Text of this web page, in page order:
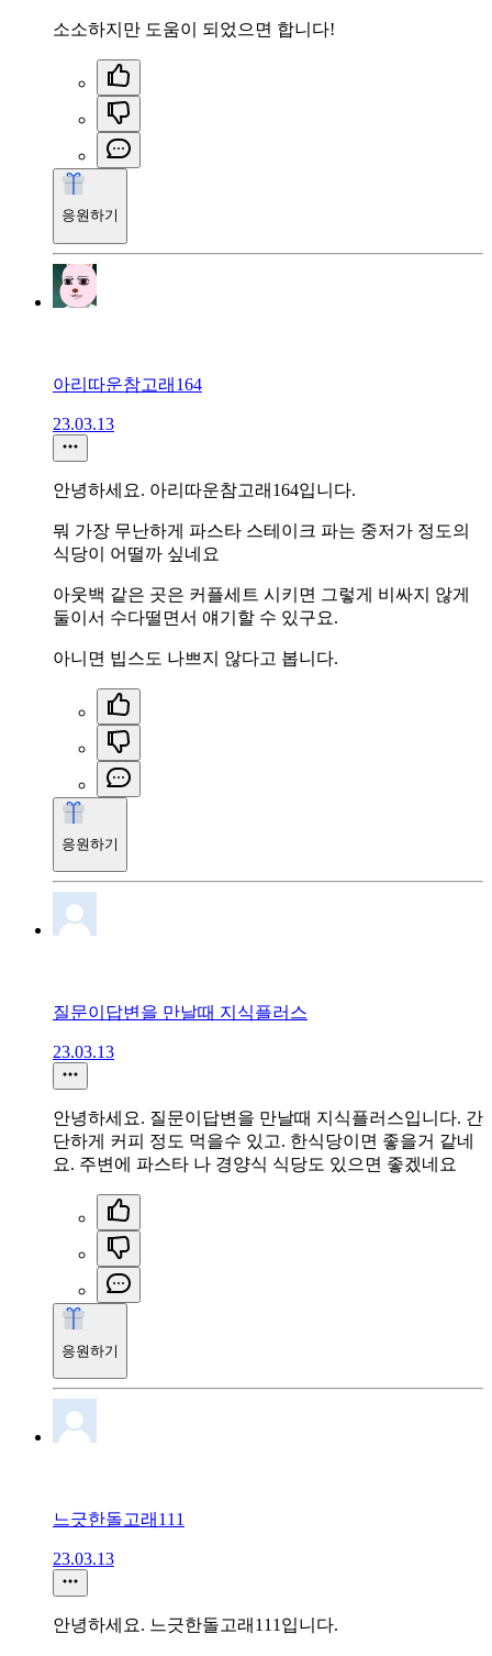
소소하지만 도움이 되었으면 합니다!
응원하기
아리따운참고래164
23.03.13
안녕하세요. 아리따운참고래164입니다.
뭐 가장 무난하게 파스타 스테이크 파는 중저가 정도의
식당이 어떨까 싶네요
아웃백 같은 곳은 커플세트 시키면 그렇게 비싸지 않게
둘이서 수다떨면서 얘기할 수 있구요.
아니면 빕스도 나쁘지 않다고 봅니다.
응원하기
질문이답변을 만날때 지식플러스
23.03.13
안녕하세요. 질문이답변을 만날때 지식플러스입니다. 간
단하게 커피 정도 먹을수 있고. 한식당이면 좋을거 같네
요. 주변에 파스타 나 경양식 식당도 있으면 좋겠네요
응원하기
느긋한돌고래111
23.03.13
안녕하세요. 느긋한돌고래111입니다.